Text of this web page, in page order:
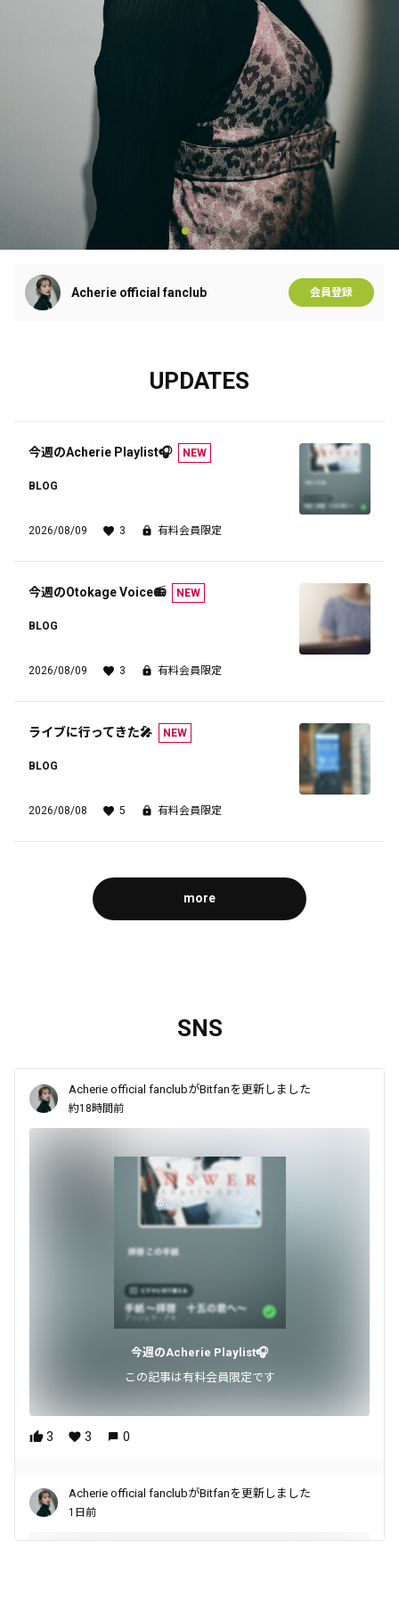
Acherie official fanclub 会員登録
UPDATES
今週のAcherie Playlist🎧 NEW
BLOG
2026/08/09 3 有料会員限定
今週のOtokage Voice📻 NEW
BLOG
2026/08/09 3 有料会員限定
ライブに行ってきた🎤 NEW
BLOG
2026/08/08 5 有料会員限定
more
SNS
Acherie official fanclubがBitfanを更新しました
約18時間前
今週のAcherie Playlist🎧
この記事は有料会員限定です
3 3 0
Acherie official fanclubがBitfanを更新しました
1日前